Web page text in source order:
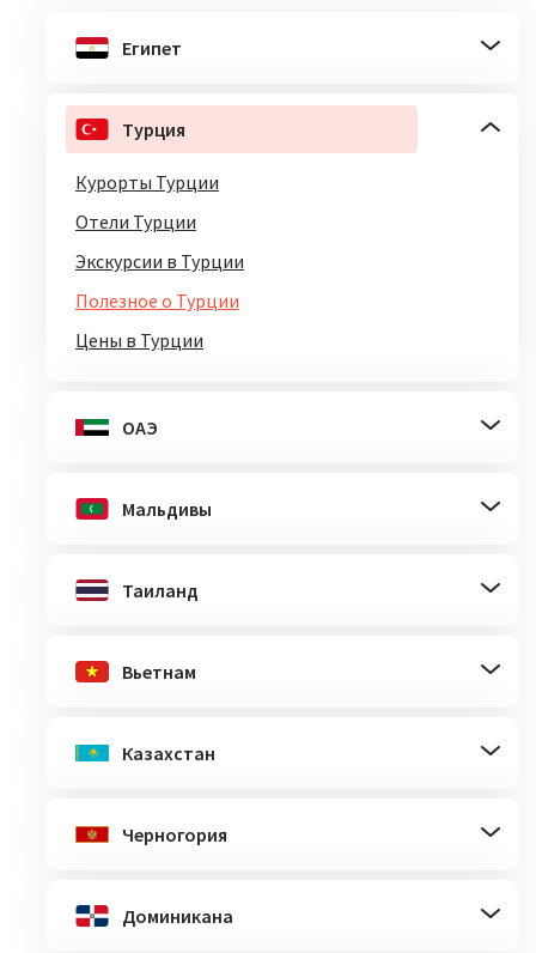
Египет
Турция
Курорты Турции
Отели Турции
Экскурсии в Турции
Полезное о Турции
Цены в Турции
ОАЭ
Мальдивы
Таиланд
Вьетнам
Казахстан
Черногория
Доминикана